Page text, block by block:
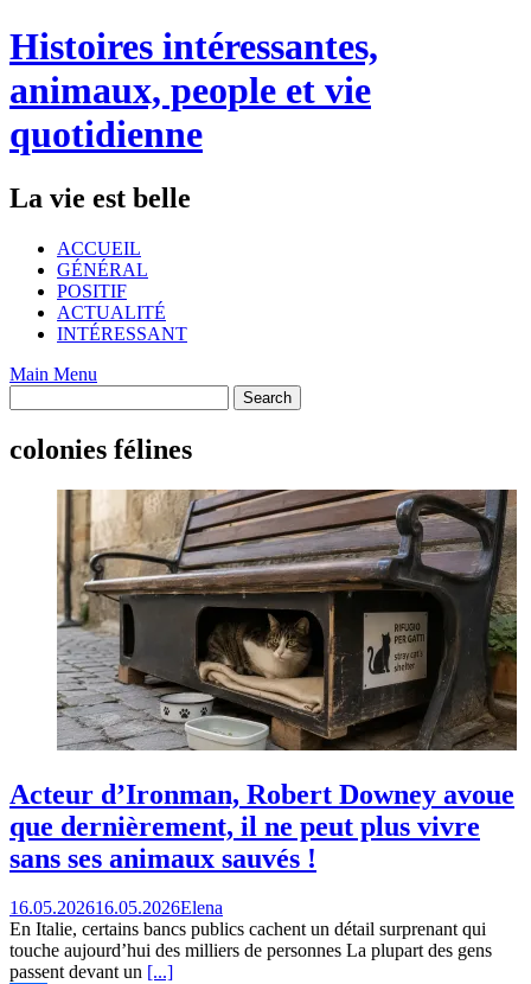
Skip
to
content
Histoires intéressantes,
animaux, people et vie
quotidienne
La vie est belle
ACCUEIL
GÉNÉRAL
POSITIF
ACTUALITÉ
INTÉRESSANT
Main Menu
colonies félines
Acteur d’Ironman, Robert Downey avoue
que dernièrement, il ne peut plus vivre
sans ses animaux sauvés !
16.05.202616.05.2026Elena
En Italie, certains bancs publics cachent un détail surprenant qui
touche aujourd’hui des milliers de personnes La plupart des gens
passent devant un [...]